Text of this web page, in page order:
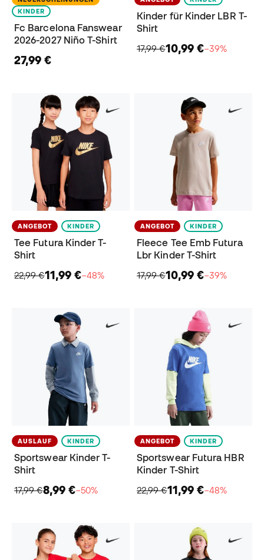
KINDER
Fc Barcelona Fanswear
2026-2027 Niño T-Shirt
27,99 €
Kinder für Kinder LBR T-
Shirt
17,99 €10,99 €−39%
ANGEBOT KINDER
Tee Futura Kinder T-
Shirt
22,99 €11,99 €−48%
ANGEBOT KINDER
Fleece Tee Emb Futura
Lbr Kinder T-Shirt
17,99 €10,99 €−39%
AUSLAUF KINDER
Sportswear Kinder T-
Shirt
17,99 €8,99 €−50%
ANGEBOT KINDER
Sportswear Futura HBR
Kinder T-Shirt
22,99 €11,99 €−48%